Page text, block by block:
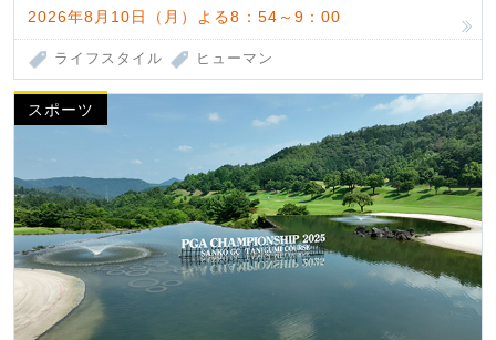
2026年8月10日（月）よる8：54～9：00
ライフスタイル ヒューマン
スポーツ